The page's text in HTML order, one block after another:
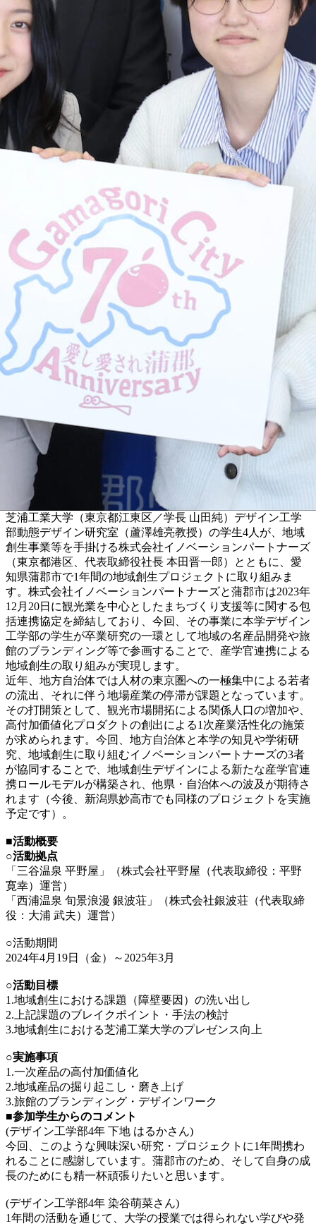
芝浦工業大学（東京都江東区／学長 山田純）デザイン工学
部動態デザイン研究室（蘆澤雄亮教授）の学生4人が、地域
創生事業等を手掛ける株式会社イノベーションパートナーズ
（東京都港区、代表取締役社長 本田晋一郎）とともに、愛
知県蒲郡市で1年間の地域創生プロジェクトに取り組みま
す。株式会社イノベーションパートナーズと蒲郡市は2023年
12月20日に観光業を中心としたまちづくり支援等に関する包
括連携協定を締結しており、今回、その事業に本学デザイン
工学部の学生が卒業研究の一環として地域の名産品開発や旅
館のブランディング等で参画することで、産学官連携による
地域創生の取り組みが実現します。
近年、地方自治体では人材の東京圏への一極集中による若者
の流出、それに伴う地場産業の停滞が課題となっています。
その打開策として、観光市場開拓による関係人口の増加や、
高付加価値化プロダクトの創出による1次産業活性化の施策
が求められます。今回、地方自治体と本学の知見や学術研
究、地域創生に取り組むイノベーションパートナーズの3者
が協同することで、地域創生デザインによる新たな産学官連
携ロールモデルが構築され、他県・自治体への波及が期待さ
れます（今後、新潟県妙高市でも同様のプロジェクトを実施
予定です）。
■活動概要
○活動拠点
「三谷温泉 平野屋」（株式会社平野屋（代表取締役：平野
寛幸）運営）
「西浦温泉 旬景浪漫 銀波荘」（株式会社銀波荘（代表取締
役：大浦 武夫）運営）
○活動期間
2024年4月19日（金）～2025年3月
○活動目標
1.地域創生における課題（障壁要因）の洗い出し
2.上記課題のブレイクポイント・手法の検討
3.地域創生における芝浦工業大学のプレゼンス向上
○実施事項
1.一次産品の高付加価値化
2.地域産品の掘り起こし・磨き上げ
3.旅館のブランディング・デザインワーク
■参加学生からのコメント
(デザイン工学部4年 下地 はるかさん)
今回、このような興味深い研究・プロジェクトに1年間携わ
れることに感謝しています。蒲郡市のため、そして自身の成
長のためにも精一杯頑張りたいと思います。
(デザイン工学部4年 染谷萌菜さん)
1年間の活動を通じて、大学の授業では得られない学びや発